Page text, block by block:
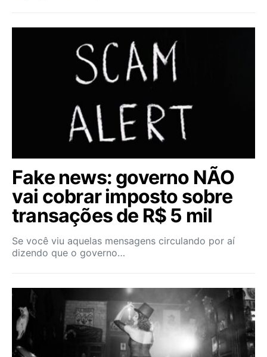
Fake news: governo NÃO
vai cobrar imposto sobre
transações de R$ 5 mil
Se você viu aquelas mensagens circulando por aí
dizendo que o governo…